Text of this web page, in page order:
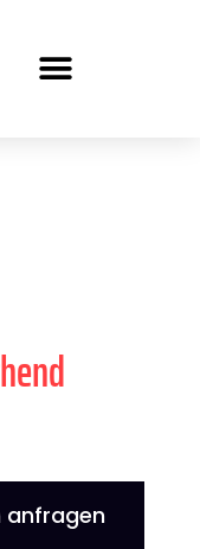
anfragen